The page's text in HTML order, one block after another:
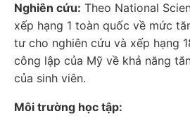
Nghiên cứu: Theo National
xếp hạng 1 toàn quốc về mức
tư cho nghiên cứu và xếp hạng
công lập của Mỹ về khả năng
của sinh viên.
Môi trường học tập: